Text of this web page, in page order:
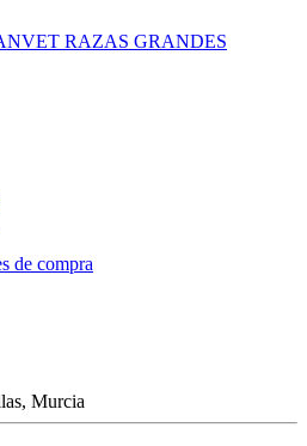
de compra
Murcia